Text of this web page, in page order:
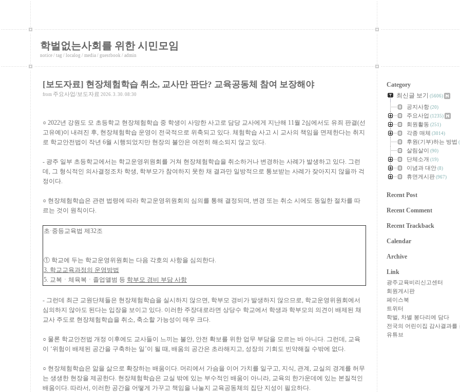
학벌없는사회를 위한 시민모임
notice / tag / localog / media / guestbook / admin
[보도자료] 현장체험학습 취소, 교사만 판단? 교육공동체 참여 보장해야
from 주요사업/보도자료 2026. 3. 30. 08:30
○ 2022년 강원도 모 초등학교 현장체험학습 중 학생이 사망한 사고로 담당 교사에게 지난해 11월 2심에서도 유죄 판결(선
고유예 )이 내려진 후, 현장체험학습 운영이 전국적으로 위축되고 있다. 체험학습 사고 시 교사의 책임을 면제한다는 취지
로 학교안전법이 작년 6월 시행되었지만 현장의 불안은 여전히 해소되지 않고 있다.
- 광주 일부 초등학교에서는 학교운영위원회를 거쳐 현장체험학습을 취소하거나 변경하는 사례가 발생하고 있다. 그런
데 , 그 형식적인 의사결정조차 학생, 학부모가 참여하지 못한 채 결과만 일방적으로 통보받는 사례가 잦아지지 않을까 걱
정이다.
○ 현장체험학습은 관련 법령에 따라 학교운영위원회의 심의를 통해 결정되며, 변경 또는 취소 시에도 동일한 절차를 따
르는 것이 원칙이다.
초·중등교육법 제 32조
① 학교에 두는 학교운영위원회는 다음 각호의 사항을 심의한다.
3. 학교교육과정의 운영방법
5. 교복 ㆍ 체육복 ㆍ 졸업앨범 등 학부모 경비 부담 사항
- 그런데 최근 교원단체들은 현장체험학습을 실시하지 않으면, 학부모 경비가 발생하지 않으므로, 학교운영위원회에서
심의하지 않아도 된다는 입장을 보이고 있다. 이러한 주장대로라면 상당수 학교에서 학생과 학부모의 의견이 배제된 채
교사 주도로 현장체험학습을 취소, 축소할 가능성이 매우 크다.
○ 물론 학교안전법 개정 이후에도 교사들이 느끼는 불안, 안전 확보를 위한 업무 부담을 모르는 바 아니다. 그런데 , 교육
이 ‘위험이 배제된 공간을 구축하는 일 ’이 될 때, 배움의 공간은 초라해지고, 성장의 기회도 빈약해질 수밖에 없다.
○ 현장체험학습은 앎을 삶으로 확장하는 배움이다. 머리에서 가슴을 이어 가치를 일구고, 지식, 관계 , 교실의 경계를 허무
는 생생한 현장을 제공한다. 현장체험학습은 교실 밖에 있는 부수적인 배움이 아니라, 교육의 한가운데에 있는 본질적인
배움이다. 따라서, 이러한 공간을 어떻게 가꾸고 책임을 나눌지 교육공동체의 집단 지성이 필요하다.
Category
최신글 보기
(5606)
공지사항 (20)
주요사업 (1235)
회원활동 (251)
각종 매체 (3014)
후원(기부)하는 방법
살림살이 (90)
단체소개 (19)
이념과 대안 (8)
휴면게시판 (967)
Recent Post
Recent Comment
Recent Trackback
Calendar
Archive
Link
광주교육비리신고센터
회원게시판
페이스북
트위터
학벌, 차별 봉다리에 담다
전국의 어린이집 감사결과를
유튜브